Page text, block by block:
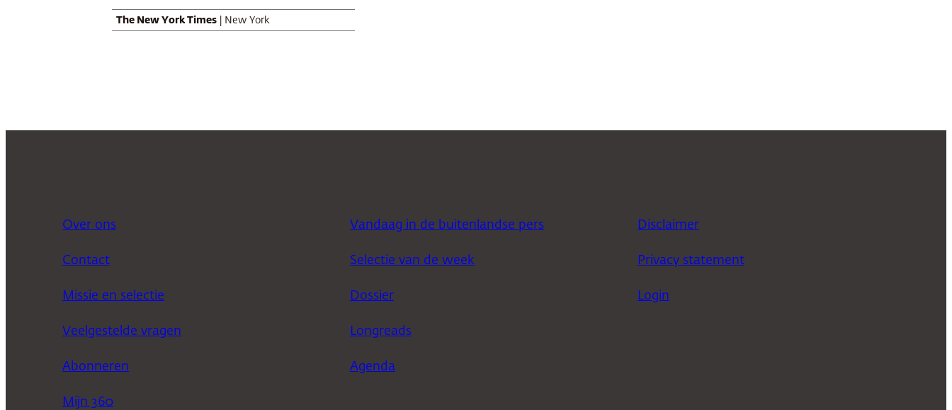
The New York Times | New York
Over ons
Contact
Missie en selectie
Veelgestelde vragen
Abonneren
Mijn 360
Vandaag in de buitenlandse pers
Selectie van de week
Dossier
Longreads
Agenda
Disclaimer
Privacy statement
Login